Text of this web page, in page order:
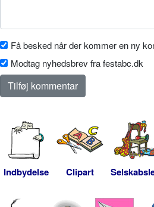
Få besked når der kommer en ny
Modtag nyhedsbrev fra festabc.dk
Indbydelse Clipart